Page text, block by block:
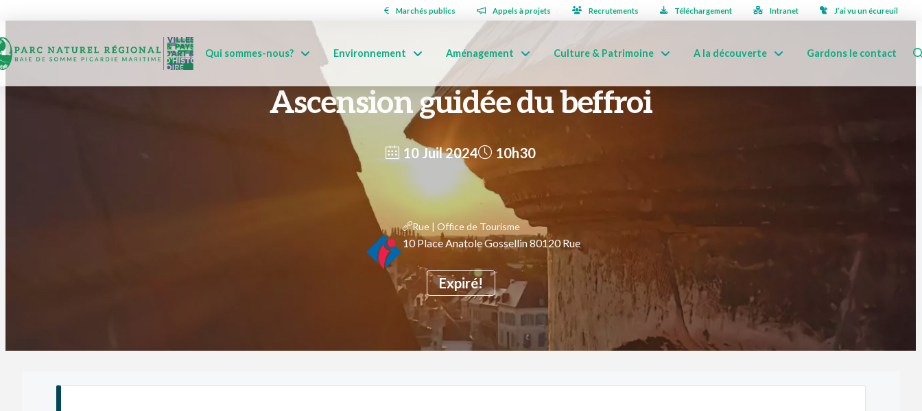
Marchés publics Appels à projets Recrutements Téléchargement Intranet J’ai vu un écureuil
Qui sommes-nous? Environnement Aménagement Culture & Patrimoine A la découverte Gardons le contact
Ascension guidée du beffroi
10 Juil 2024
Expiré!
10h30
Rue | Office de Tourisme
10 Place Anatole Gossellin 80120 Rue